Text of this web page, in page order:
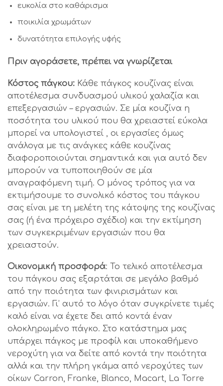
ευκολία στο καθάρισμα
ποικιλία χρωμάτων
δυνατότητα επιλογής υφής
Πριν αγοράσετε, πρέπει να γνωρίζεται
Κόστος πάγκου: Κάθε πάγκος κουζίνας είναι
αποτέλεσμα συνδυασμού υλικού χαλαζία και
επεξεργασιών – εργασιών. Σε μία κουζίνα η
ποσότητα του υλικού που θα χρειαστεί εύκολα
μπορεί να υπολογιστεί , οι εργασίες όμως
ανάλογα με τις ανάγκες κάθε κουζίνας
διαφοροποιούνται σημαντικά και για αυτό δεν
μπορούν να τυποποιηθούν σε μία
αναγραφόμενη τιμή. Ο μόνος τρόπος για να
εκτιμήσουμε το συνολικό κόστος του πάγκου
σας είναι με τη μελέτη της κάτοψης της κουζίνας
σας (ή ένα πρόχειρο σχέδιο) και την εκτίμηση
των συγκεκριμένων εργασιών που θα
χρειαστούν.
Οικονομική προσφορά: Το τελικό αποτέλεσμα
του πάγκου σας εξαρτάται σε μεγάλο βαθμό
από την ποιότητα των φινιρισμάτων και
εργασιών. Γι’ αυτό το λόγο όταν συγκρίνετε τιμές
καλό είναι να έχετε δει από κοντά έναν
ολοκληρωμένο πάγκο. Στο κατάστημα μας
υπάρχει πάγκος με προφίλ και υποκαθήμενο
νεροχύτη για να δείτε από κοντά την ποιότητα
αλλά και την πλήρη γκάμα από νεροχύτες των
οίκων Carron, Franke, Blanco, Macart, La Torre